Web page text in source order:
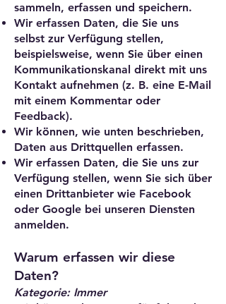
sammeln, erfassen und speichern.
Wir erfassen Daten, die Sie uns
selbst zur Verfügung stellen,
beispielsweise, wenn Sie über einen
Kommunikationskanal direkt mit uns
Kontakt aufnehmen (z. B. eine E-Mail
mit einem Kommentar oder
Feedback).
Wir können, wie unten beschrieben,
Daten aus Drittquellen erfassen.
Wir erfassen Daten, die Sie uns zur
Verfügung stellen, wenn Sie sich über
einen Drittanbieter wie Facebook
oder Google bei unseren Diensten
anmelden.
Warum erfassen wir diese
Daten?
Kategorie: Immer